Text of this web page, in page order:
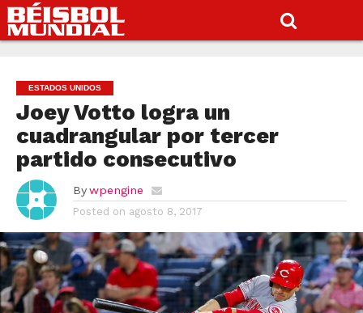
ESTADOS UNIDOS
Joey Votto logra un
cuadrangular por tercer
partido consecutivo
By wpengine
Posted on agosto 8, 2017